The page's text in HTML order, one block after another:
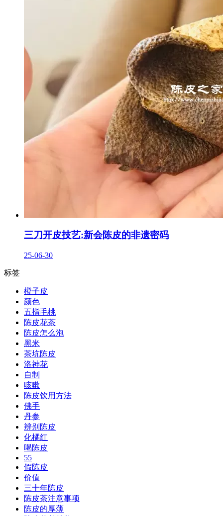
三刀开皮技艺:新会陈皮的非遗密码
25-06-30
标签
橙子皮
颜色
五指毛桃
陈皮花茶
陈皮怎么泡
黑米
茶坑陈皮
洛神花
自制
咳嗽
陈皮饮用方法
佛手
丹参
辨别陈皮
化橘红
喝陈皮
55
假陈皮
价值
三十年陈皮
陈皮茶注意事项
陈皮的厚薄